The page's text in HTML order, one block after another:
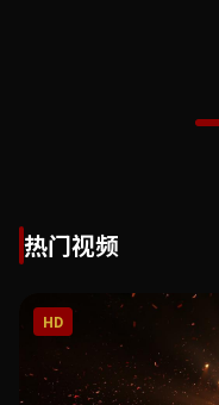
热门视频
HD